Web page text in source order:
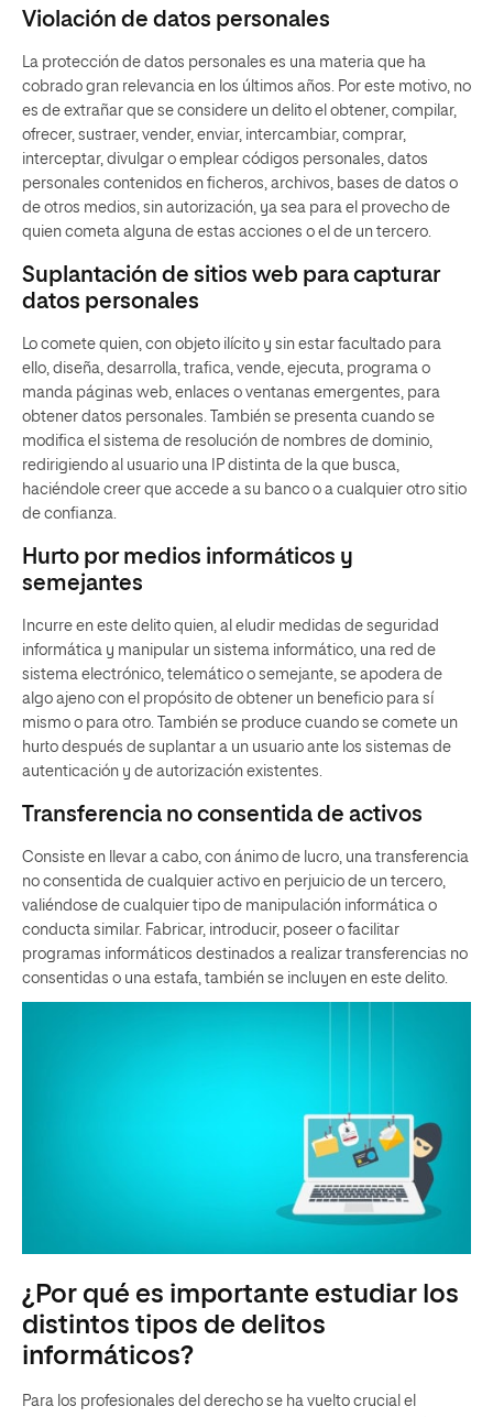
Violación de datos personales
La protección de datos personales es una materia que ha
cobrado gran relevancia en los últimos años. Por este motivo, no
es de extrañar que se considere un delito el obtener, compilar,
ofrecer, sustraer, vender, enviar, intercambiar, comprar,
interceptar, divulgar o emplear códigos personales, datos
personales contenidos en ficheros, archivos, bases de datos o
de otros medios, sin autorización, ya sea para el provecho de
quien cometa alguna de estas acciones o el de un tercero.
Suplantación de sitios web para capturar
datos personales
Lo comete quien, con objeto ilícito y sin estar facultado para
ello, diseña, desarrolla, trafica, vende, ejecuta, programa o
manda páginas web, enlaces o ventanas emergentes, para
obtener datos personales. También se presenta cuando se
modifica el sistema de resolución de nombres de dominio,
redirigiendo al usuario una IP distinta de la que busca,
haciéndole creer que accede a su banco o a cualquier otro sitio
de confianza.
Hurto por medios informáticos y
semejantes
Incurre en este delito quien, al eludir medidas de seguridad
informática y manipular un sistema informático, una red de
sistema electrónico, telemático o semejante, se apodera de
algo ajeno con el propósito de obtener un beneficio para sí
mismo o para otro. También se produce cuando se comete un
hurto después de suplantar a un usuario ante los sistemas de
autenticación y de autorización existentes.
Transferencia no consentida de activos
Consiste en llevar a cabo, con ánimo de lucro, una transferencia
no consentida de cualquier activo en perjuicio de un tercero,
valiéndose de cualquier tipo de manipulación informática o
conducta similar. Fabricar, introducir, poseer o facilitar
programas informáticos destinados a realizar transferencias no
consentidas o una estafa, también se incluyen en este delito.
¿Por qué es importante estudiar los
distintos tipos de delitos
informáticos?
Para los profesionales del derecho se ha vuelto crucial el